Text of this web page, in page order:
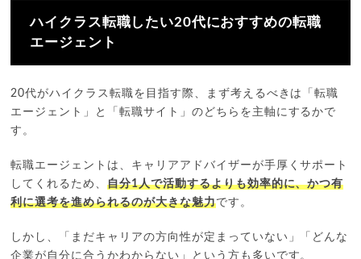
ハイクラス転職したい20代におすすめの転職
エージェント
20代がハイクラス転職を目指す際、まず考えるべきは「転職
エージェント」と「転職サイト」のどちらを主軸にするかで
す。
転職エージェントは、キャリアアドバイザーが手厚くサポート
してくれるため、自分1人で活動するよりも効率的に、かつ有
利に選考を進められるのが大きな魅力です。
しかし、「まだキャリアの方向性が定まっていない」「どんな
企業が自分に合うかわからない」という方も多いです。